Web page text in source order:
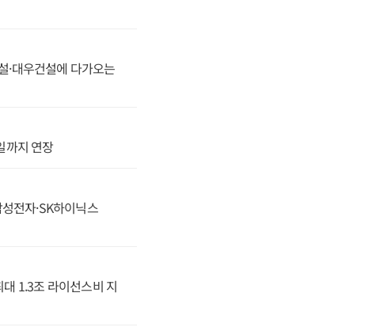
·대우건설에 다가오는
까지 연장
전자·SK하이닉스
1.3조 라이선스비 지